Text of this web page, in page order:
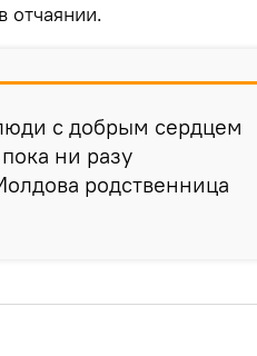
отчаянии.
с добрым сердцем
ни разу
родственница